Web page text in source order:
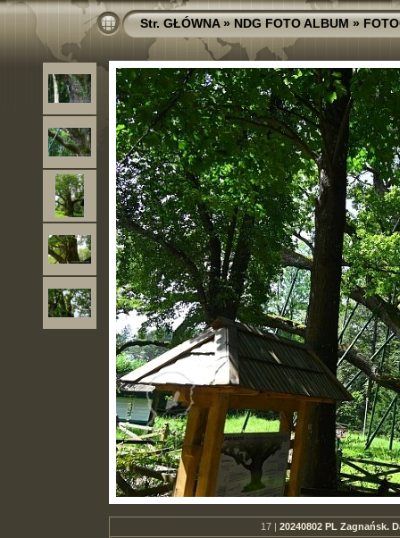
Str. GŁÓWNA»NDG FOTO ALBUM»
17 | 20240802 PL Zagnańsk.